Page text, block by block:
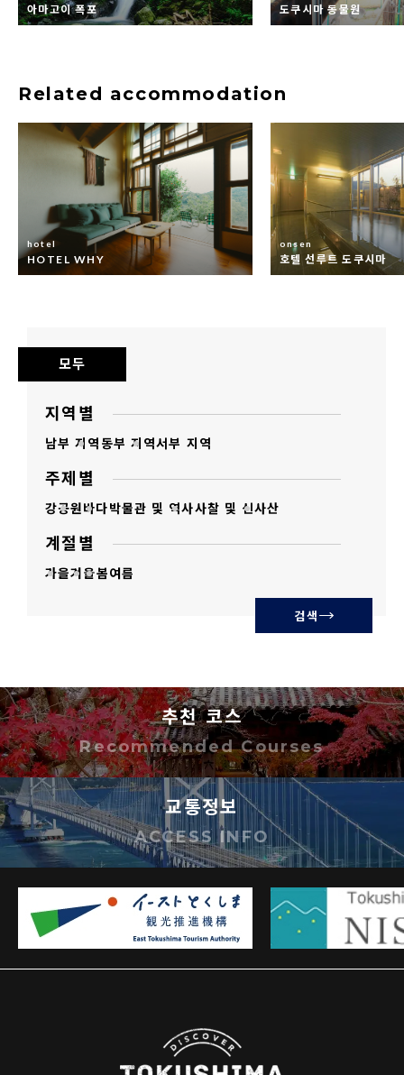
아마고이 폭포 도쿠시마 동물원
Related accommodation
hotel
HOTEL WHY
onsen
호텔 선루트 도쿠시마
모두
지역별
남부 지역 동부 지역서부 지역
주제별
강공원바다박물관 및 역사사찰 및 신사산
계절별
가을겨울봄여름
검색
추천 코스
Recommended Courses
교통정보
ACCESS INFO